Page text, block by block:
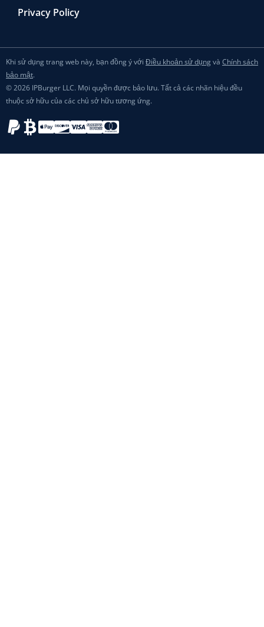
Privacy Policy
Khi sử dụng trang web này, bạn đồng ý với Điều khoản sử dụngvà Chính sách
bảo mật.
© 2026 IPBurger LLC. Mọi quyền được bảo lưu. Tất cả các nhãn hiệu đều
thuộc sở hữu của các chủ sở hữu tương ứng.